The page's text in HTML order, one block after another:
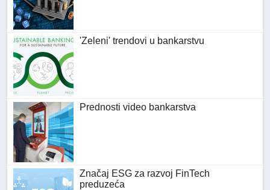
'Zeleni' trendovi u bankarstvu
Prednosti video bankarstva
Značaj ESG za razvoj FinTech
preduzeća